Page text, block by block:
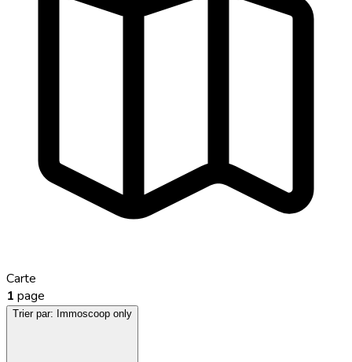
Carte
1 page
Trier par: Immoscoop only